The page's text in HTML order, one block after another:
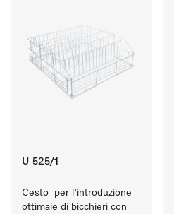
U 525/1
Cesto  per l'introduzione
ottimale di bicchieri con